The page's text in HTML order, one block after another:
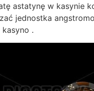
astatynę w kasynie
jednostka
kasyno .